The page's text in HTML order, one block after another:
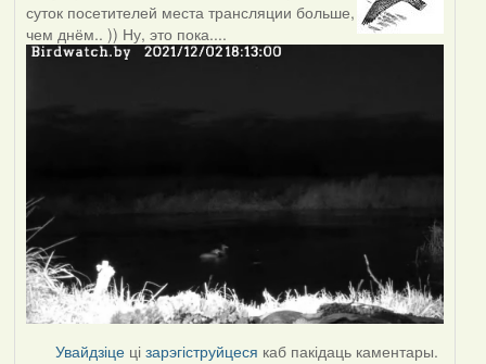
суток посетителей места трансляции больше,
чем днём.. )) Ну, это пока....
Увайдзіце цізарэгіструйцеся каб пакідаць каментары.